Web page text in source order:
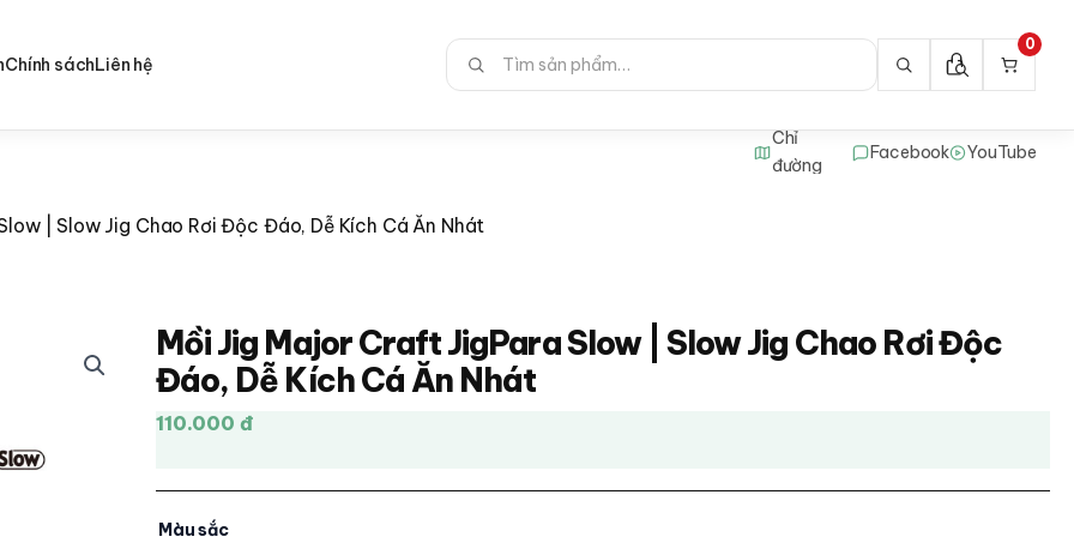
Chỉ
đường
Facebook YouTube
Chính sáchLiên hệ
Tìm
kiếm:
0
| Slow Jig Chao Rơi Độc Đáo, Dễ Kích Cá Ăn Nhát
Mồi Jig Major Craft JigPara Slow | Slow Jig Chao Rơi Độc
Đáo, Dễ Kích Cá Ăn Nhát
110.000 đ
Màu sắc